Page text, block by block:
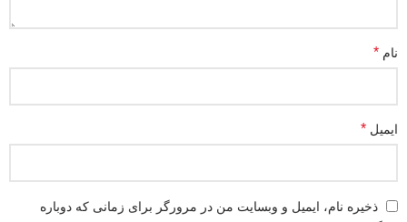
نام *
ایمیل *
ذخیره نام، ایمیل و وبسایت من در مرورگر برای زمانی که دوباره